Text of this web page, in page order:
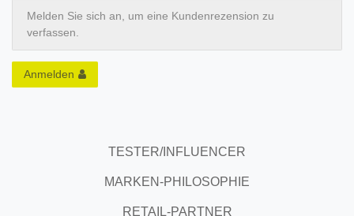
Melden Sie sich an, um eine Kundenrezension zu
verfassen.
Anmelden
TESTER/INFLUENCER
MARKEN-PHILOSOPHIE
RETAIL-PARTNER